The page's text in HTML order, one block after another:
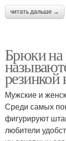
читать дальше →
Брюки на
резинкой
Мужские и
Среди самых
фигурируют
любители